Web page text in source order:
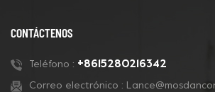
de concreto, eliminación
pulido de concreto.
CONTÁCTENOS
Teléfono : +8615280216342
Correo electrónico :